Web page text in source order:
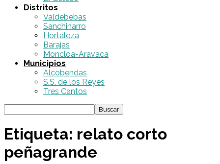
Distritos
Valdebebas
Sanchinarro
Hortaleza
Barajas
Moncloa-Aravaca
Municipios
Alcobendas
S.S. de los Reyes
Tres Cantos
Etiqueta: relato corto
peñagrande